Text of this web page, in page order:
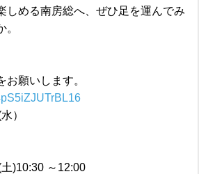
しめる南房総へ、ぜひ足を運んでみ
願いします。
）
)10:30 ～12:00